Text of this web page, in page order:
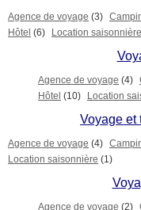
Agence de voyage (3)
Hôtel (6) Location saisonnière
Agence de voyage (4)
Hôtel (10) Location
Voyage et
Agence de voyage (4)
Location saisonnière (1)
Agence de voyage (2)